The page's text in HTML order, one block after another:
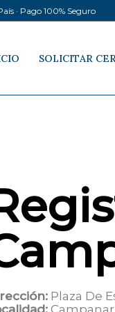
· Pago 100% Seguro
SOLICITAR
Plaza De